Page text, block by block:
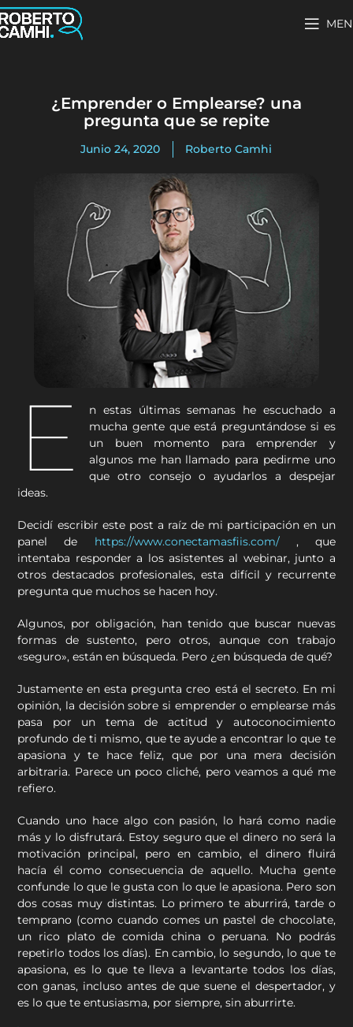
¿Emprender o Emplearse? una
pregunta que se repite
Junio 24, 2020 Roberto Camhi
E
n estas últimas semanas he escuchado a
mucha gente que está preguntándose si es
un buen momento para emprender y
algunos me han llamado para pedirme uno
que otro consejo o ayudarlos a despejar
ideas.
Decidí escribir este post a raíz de mi participación en un
panel de https://www.conectamasfiis.com/, que
intentaba responder a los asistentes al webinar, junto a
otros destacados profesionales, esta difícil y recurrente
pregunta que muchos se hacen hoy.
Algunos, por obligación, han tenido que buscar nuevas
formas de sustento, pero otros, aunque con trabajo
«seguro», están en búsqueda. Pero ¿en búsqueda de qué?
Justamente en esta pregunta creo está el secreto. En mi
opinión, la decisión sobre si emprender o emplearse más
pasa por un tema de actitud y autoconocimiento
profundo de ti mismo, que te ayude a encontrar lo que te
apasiona y te hace feliz, que por una mera decisión
arbitraria. Parece un poco cliché, pero veamos a qué me
refiero.
Cuando uno hace algo con pasión, lo hará como nadie
más y lo disfrutará. Estoy seguro que el dinero no será la
motivación principal, pero en cambio, el dinero fluirá
hacía él como consecuencia de aquello. Mucha gente
confunde lo que le gusta con lo que le apasiona. Pero son
dos cosas muy distintas. Lo primero te aburrirá, tarde o
temprano (como cuando comes un pastel de chocolate,
un rico plato de comida china o peruana. No podrás
repetirlo todos los días). En cambio, lo segundo, lo que te
apasiona, es lo que te lleva a levantarte todos los días,
con ganas, incluso antes de que suene el despertador, y
es lo que te entusiasma, por siempre, sin aburrirte.